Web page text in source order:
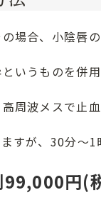
場合、小陰唇
いうものを併用
周波メスで止
すが、30分～1
99,000円